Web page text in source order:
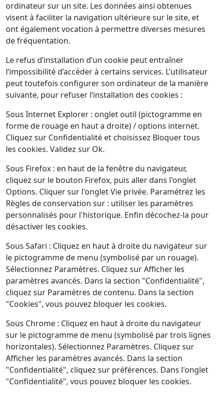
ordinateur sur un site. Les données ainsi obtenues
visent à faciliter la navigation ultérieure sur le site, et
ont également vocation à permettre diverses mesures
de fréquentation.
Le refus d’installation d’un cookie peut entraîner
l’impossibilité d’accéder à certains services. L’utilisateur
peut toutefois configurer son ordinateur de la manière
suivante, pour refuser l’installation des cookies :
Sous Internet Explorer : onglet outil (pictogramme en
forme de rouage en haut a droite) / options internet.
Cliquez sur Confidentialité et choisissez Bloquer tous
les cookies. Validez sur Ok.
Sous Firefox : en haut de la fenêtre du navigateur,
cliquez sur le bouton Firefox, puis aller dans l'onglet
Options. Cliquer sur l'onglet Vie privée. Paramétrez les
Règles de conservation sur : utiliser les paramètres
personnalisés pour l'historique. Enfin décochez-la pour
désactiver les cookies.
Sous Safari : Cliquez en haut à droite du navigateur sur
le pictogramme de menu (symbolisé par un rouage).
Sélectionnez Paramètres. Cliquez sur Afficher les
paramètres avancés. Dans la section "Confidentialité",
cliquez sur Paramètres de contenu. Dans la section
"Cookies", vous pouvez bloquer les cookies.
Sous Chrome : Cliquez en haut à droite du navigateur
sur le pictogramme de menu (symbolisé par trois lignes
horizontales). Sélectionnez Paramètres. Cliquez sur
Afficher les paramètres avancés. Dans la section
"Confidentialité", cliquez sur préférences. Dans l'onglet
"Confidentialité", vous pouvez bloquer les cookies.